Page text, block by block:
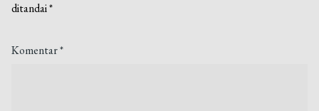
ditandai*
Komentar*